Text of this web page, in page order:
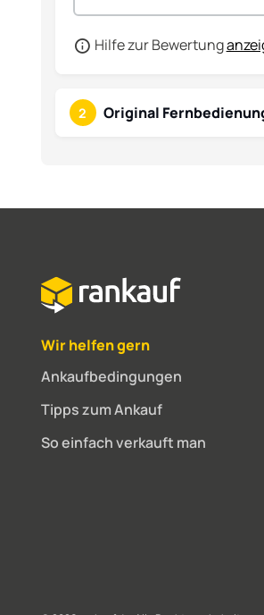
Hilfe zur Bewertung
2 Original
Wir helfen gern
Ankaufbedingungen
Tipps zum Ankauf
So einfach verkauft man